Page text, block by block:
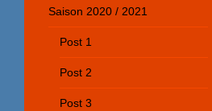
Saison 2020 / 2021
Post 1
Post 2
Post 3